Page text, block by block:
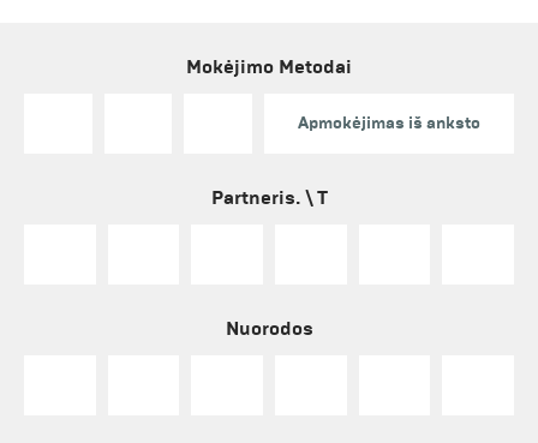
Mokėjimo Metodai
Apmokėjimas iš anksto
Partneris. \ T
Nuorodos